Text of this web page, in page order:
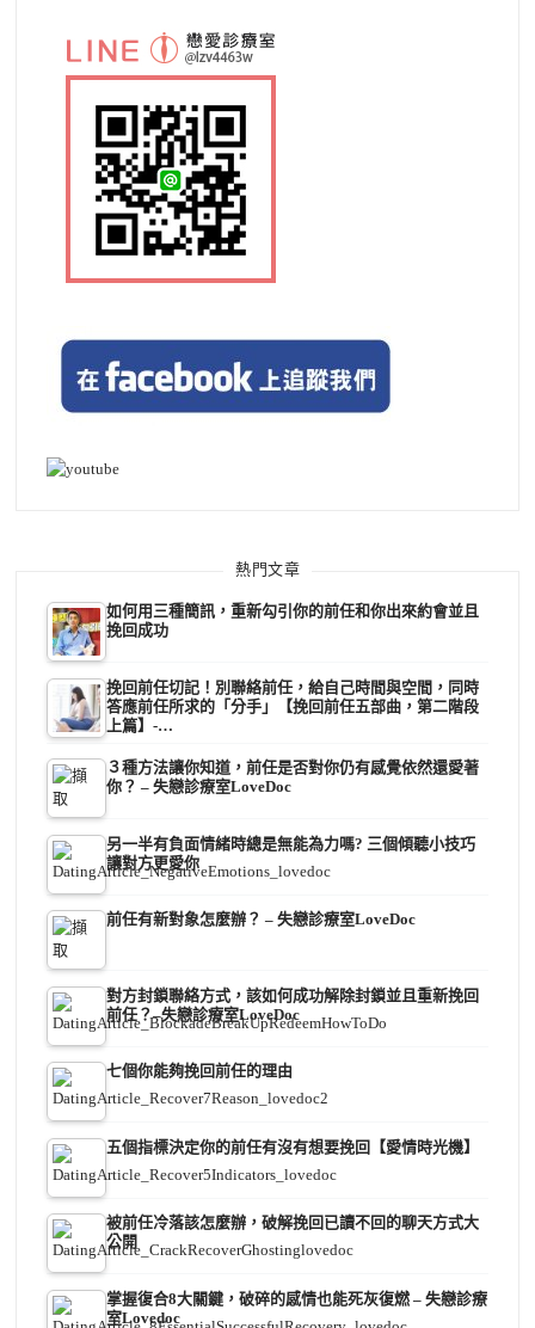
熱門文章
如何用三種簡訊，重新勾引你的前任和你出來約會並且
挽回成功
挽回前任切記！別聯絡前任，給自己時間與空間，同時
答應前任所求的「分手」【挽回前任五部曲，第二階段
上篇】-…
３種方法讓你知道，前任是否對你仍有感覺依然還愛著
你？ – 失戀診療室LoveDoc
另一半有負面情緒時總是無能為力嗎? 三個傾聽小技巧
讓對方更愛你
前任有新對象怎麼辦？ – 失戀診療室LoveDoc
對方封鎖聯絡方式，該如何成功解除封鎖並且重新挽回
前任？–失戀診療室LoveDoc
七個你能夠挽回前任的理由
五個指標決定你的前任有沒有想要挽回【愛情時光機】
被前任冷落該怎麼辦，破解挽回已讀不回的聊天方式大
公開
掌握復合8大關鍵，破碎的感情也能死灰復燃 – 失戀診療
室Lovedoc